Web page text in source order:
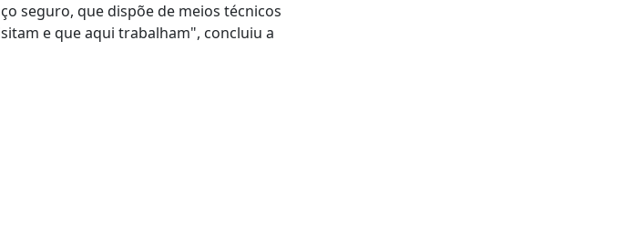
seguro, que dispõe de meios técnicos
e que aqui trabalham", concluiu a